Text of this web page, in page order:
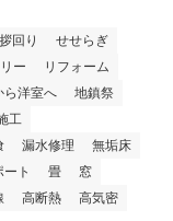
回り
せせらぎ
ー
リフォーム
ら洋室へ
地鎮祭
工
漏水修理
無垢床
ト 畳
窓
高断熱
高気密